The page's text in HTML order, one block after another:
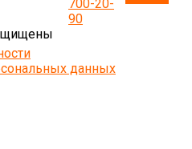
700-20-
90
данных